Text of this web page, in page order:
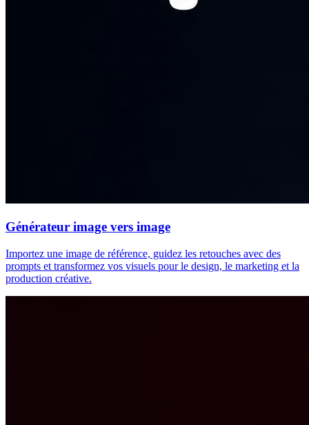
Générateur image vers image
Importez une image de référence, guidez les retouches avec des
prompts et transformez vos visuels pour le design, le marketing et la
production créative.